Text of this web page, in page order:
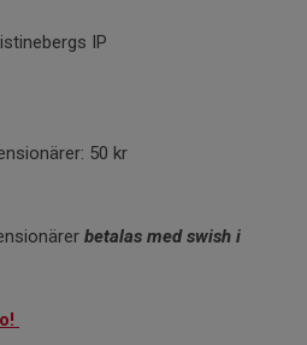
IP
50 kr
betalas med swish i